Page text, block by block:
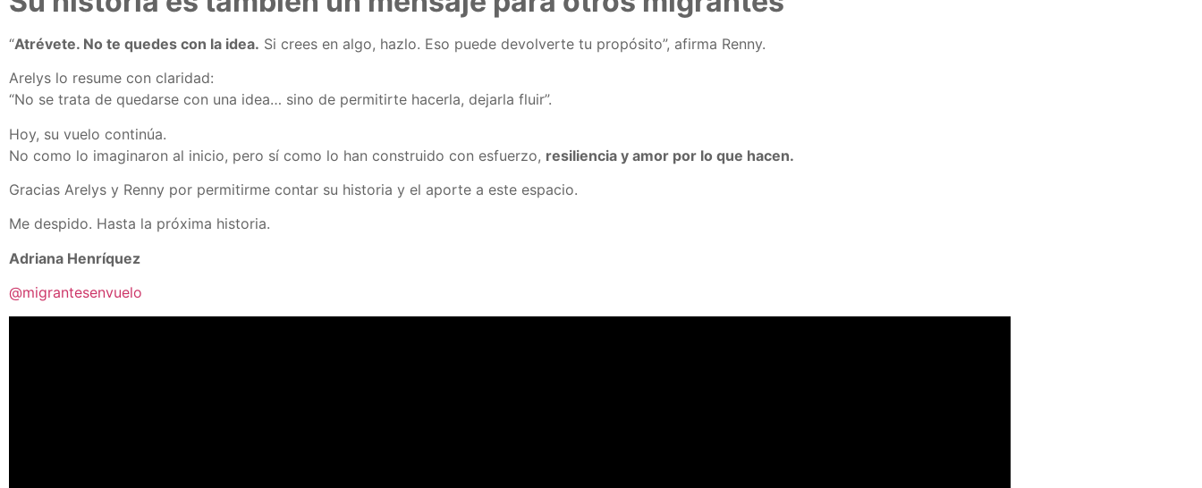
“Atrévete. No te quedes con la idea. Si crees en algo, hazlo. Eso puede devolverte tu propósito”, afirma Renny.
Arelys lo resume con claridad:
“No se trata de quedarse con una idea… sino de permitirte hacerla, dejarla fluir”.
Hoy, su vuelo continúa.
No como lo imaginaron al inicio, pero sí como lo han construido con esfuerzo, resiliencia y amor por lo que hacen.
Gracias Arelys y Renny por permitirme contar su historia y el aporte a este espacio.
Me despido. Hasta la próxima historia.
Adriana Henríquez
@migrantesenvuelo